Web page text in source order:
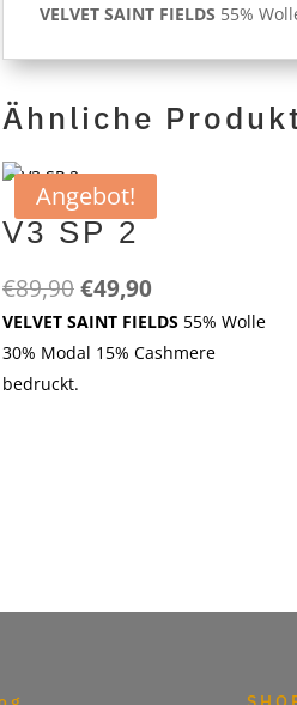
VELVET SAINT FIELDS 55%
Ähnliche
Angebot!
V3 SP 2
€89,90Ursprünglicher
Preis
war:
€49,90
Preis
ist:
VELVET SAINT FIELDS 55% Wolle
30% Modal 15% Cashmere
bedruckt.